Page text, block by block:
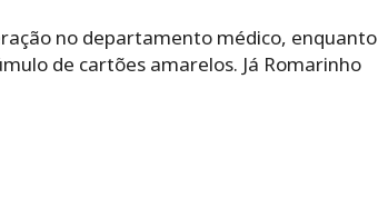
no departamento médico, enquanto
de cartões amarelos. Já Romarinho